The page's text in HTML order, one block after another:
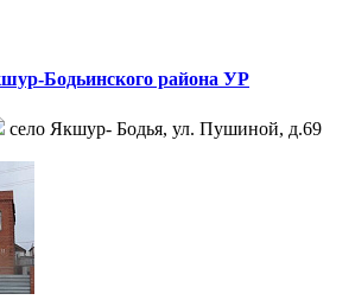
Бодьинского района УР
село Якшур- Бодья, ул. Пушиной, д.69